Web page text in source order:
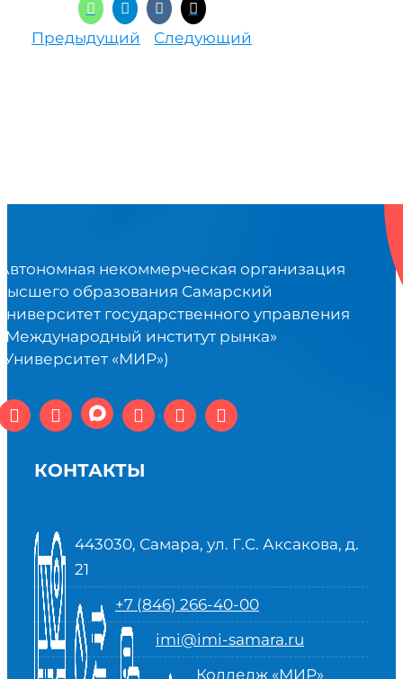
Предыдущий Следующий
некоммерческая организация
образования Самарский
государственного управления
институт рынка»
«МИР»)
КОНТАКТЫ
443030, Самара, ул. Г.С. Аксакова, д.
21
+7 (846) 266-40-00
imi@imi-samara.ru
Колледж «МИР»